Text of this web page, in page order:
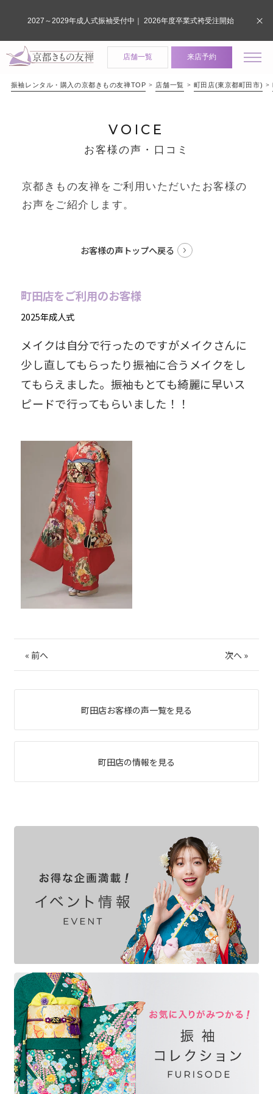
店舗一覧 来店予約
振袖レンタル・購入の京都きもの友禅TOP 店舗一覧 町田店(東京都町田市)
VOICE
お客様の声・口コミ
京都きもの友禅をご利用いただいたお客様の
お声をご紹介します。
お客様の声トップへ戻る
町田店をご利用のお客様
2025年成人式
メイクは自分で行ったのですがメイクさんに
少し直してもらったり振袖に合うメイクをし
てもらえました。振袖もとても綺麗に早いス
ピードで行ってもらいました！！
« 前へ 次へ »
町田店お客様の声一覧を見る
町田店の情報を見る
2027～2029年成人式振袖受付中｜ 2026年度卒業式袴受注開始